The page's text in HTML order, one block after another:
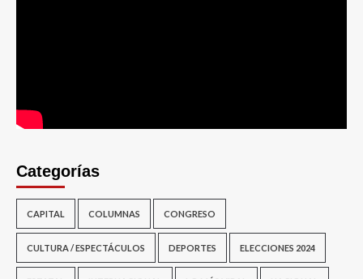
Categorías
CAPITAL COLUMNAS CONGRESO
CULTURA / ESPECTÁCULOS DEPORTES ELECCIONES 2024